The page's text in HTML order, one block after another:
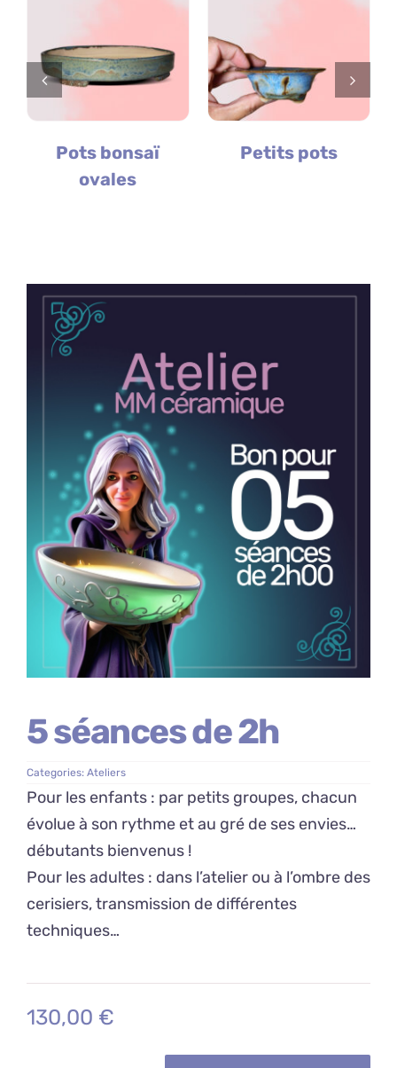
Blog
Qui suis-je ?
Pots bonsaï
ovales
Petits pots
5 séances de 2h
Categories: Ateliers
Pour les enfants : par petits groupes, chacun
évolue à son rythme et au gré de ses envies…
débutants bienvenus !
Pour les adultes : dans l’atelier ou à l’ombre des
cerisiers, transmission de différentes
techniques…
130,00 €